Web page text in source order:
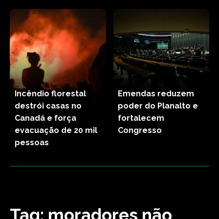
Incêndio florestal
destrói casas no
Canadá e força
evacuação de 20 mil
pessoas
Emendas reduzem
poder do Planalto e
fortalecem
Congresso
Tag: moradores não